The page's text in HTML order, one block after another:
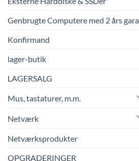
Genbrugte Computere med 2 års
Konfirmand
lager-butik
LAGERSALG
Mus, tastaturer, m.m.
Netværk
Netværksprodukter
OPGRADERINGER